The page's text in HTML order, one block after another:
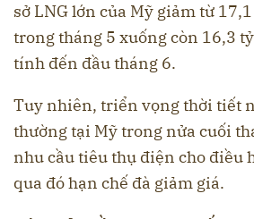
sở LNG lớn của Mỹ giảm từ
trong tháng 5 xuống còn 16,3
tính đến đầu tháng 6.
Tuy nhiên, triển vọng thời tiết
thường tại Mỹ trong nửa cuối
nhu cầu tiêu thụ điện cho điều
qua đó hạn chế đà giảm giá.